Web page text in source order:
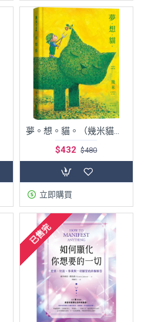
夢。想。貓。（幾米貓畫作筆記書，加贈Dreaming Cats海報）聖誕節交換禮物
$432 $480
立即購買
已售完